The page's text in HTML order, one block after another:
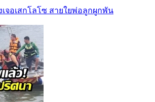
จอเสกโลโซ สายใยพ่อลูกผูกพัน